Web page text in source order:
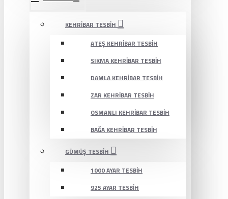
KEHRIBAR TESBIH
ATEŞ KEHRIBAR TESBIH
SIKMA KEHRIBAR TESBIH
DAMLA KEHRIBAR TESBIH
ZAR KEHRIBAR TESBIH
OSMANLI KEHRIBAR TESBIH
BAĞA KEHRIBAR TESBIH
GÜMÜŞ TESBIH
1000 AYAR TESBIH
925 AYAR TESBIH